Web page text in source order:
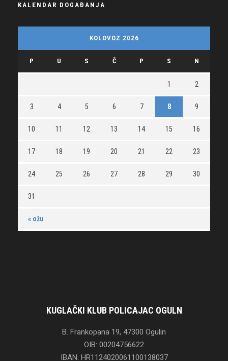
KALENDAR DOGAĐANJA
KOLOVOZ 2026
P U S Č P S N
« ožu
1 2
3 4 5 6 7 8 9
10 11 12 13 14 15 16
17 18 19 20 21 22 23
24 25 26 27 28 29 30
31
KUGLAČKI KLUB POLICAJAC OGULN
B. Frankopana 19, 47300 Ogulin
OIB: 00204756622
IBAN: HR1124020061100138037